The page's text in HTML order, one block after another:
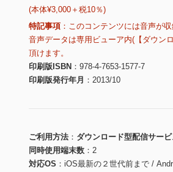
(本体¥3,000＋税10％)
特記事項
このコンテンツには音声が収
音声データは専用ビューア内(【ダウン
頂けます。
印刷版ISBN
978-4-7653-1577-7
印刷版発行年月
2013/10
ご利用方法
ダウンロード型配信サービ
同時使用端末数
2
対応OS
iOS最新の２世代前まで /